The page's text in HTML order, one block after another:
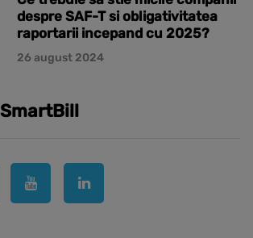
despre SAF-T si obligativitatea
raportarii incepand cu 2025?
26 august 2024